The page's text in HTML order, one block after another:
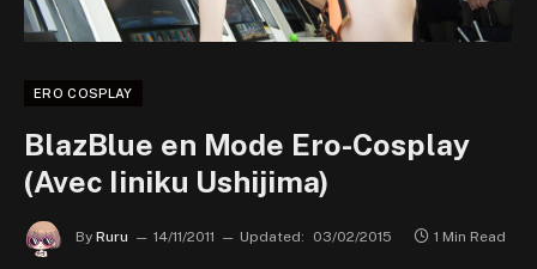
ERO COSPLAY
BlazBlue en Mode Ero-Cosplay
(Avec Iiniku Ushijima)
By Ruru 14/11/2011 Updated: 03/02/2015 1 Min Read